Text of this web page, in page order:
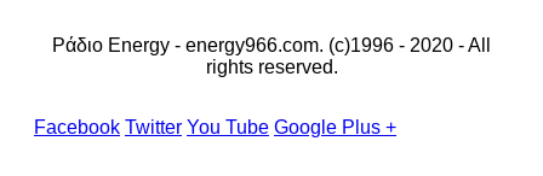
Ράδιο Energy - energy966.com. (c)1996 - 2020 - All
rights reserved.
Facebook Twitter You Tube Google Plus +